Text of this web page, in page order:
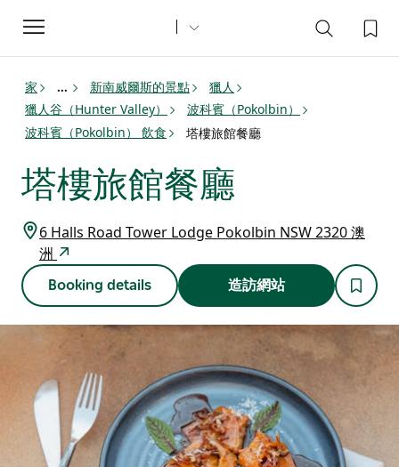
Toggle
navigation
家 ... 新南威爾斯的景點
獵人
獵人谷（Hunter Valley）
波科賓（Pokolbin）
波科賓（Pokolbin） 飲食
塔樓旅館餐廳
塔樓旅館餐廳
6 Halls Road Tower Lodge Pokolbin NSW 2320 澳
洲
Booking details 造訪網站